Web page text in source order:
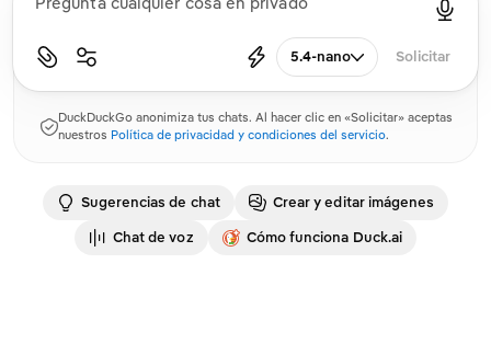
5.4-nano Solicitar
DuckDuckGo anonimiza tus chats. Al hacer clic en «Solicitar» aceptas
nuestros Política de privacidad y condiciones del servicio.
Chat de voz Cómo funciona Duck.ai
Sugerencias de chat Crear y editar imágenes